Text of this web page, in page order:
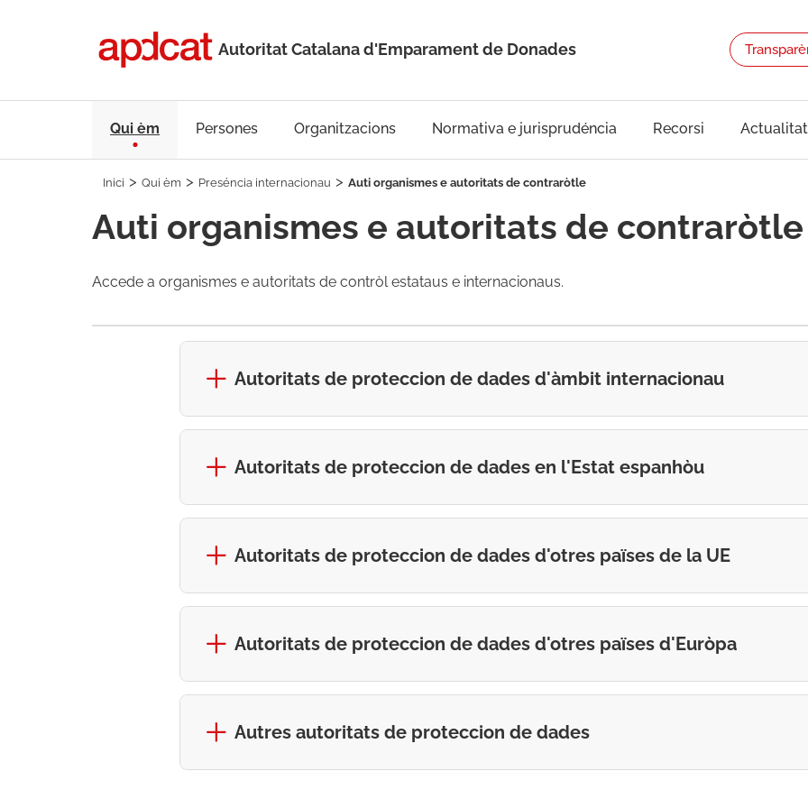
Autoritat Catalana d'Emparament de Donades
Qui èm Persones Organitzacions Normativa e jurisprudéncia Recorsi Actualitat
Inici Qui èm Preséncia internacionau Auti organismes e autoritats de contraròtle
Auti organismes e autoritats de contraròtle
Accede a organismes e autoritats de contròl estataus e internacionaus.
Autoritats de proteccion de dades d'àmbit internacionau
Autoritats de proteccion de dades en l'Estat espanhòu
Autoritats de proteccion de dades d'otres païses de la UE
Autoritats de proteccion de dades d'otres païses d'Euròpa
Autres autoritats de proteccion de dades